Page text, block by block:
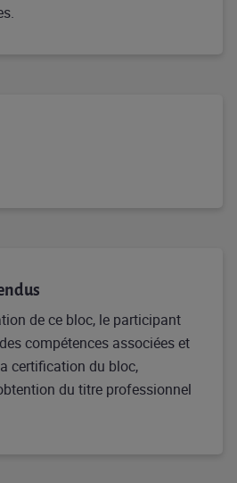
de ce bloc, le participant
compétences associées et
certification du bloc,
du titre professionnel